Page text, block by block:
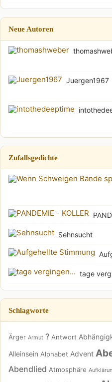
Neue Autoren
Juergen1967
Zufallsgedichte
Sehnsucht
tage
Schlagworte
Ärger Armut ? Antwort
Alleinsein Alphabet Advent
Abendlied Atmosphäre